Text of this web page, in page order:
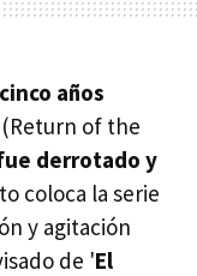
cinco años
of the
derrotado y
coloca la serie
y agitación
de 'El